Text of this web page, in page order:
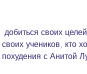
своих учеников, кто
похудения с Анитой